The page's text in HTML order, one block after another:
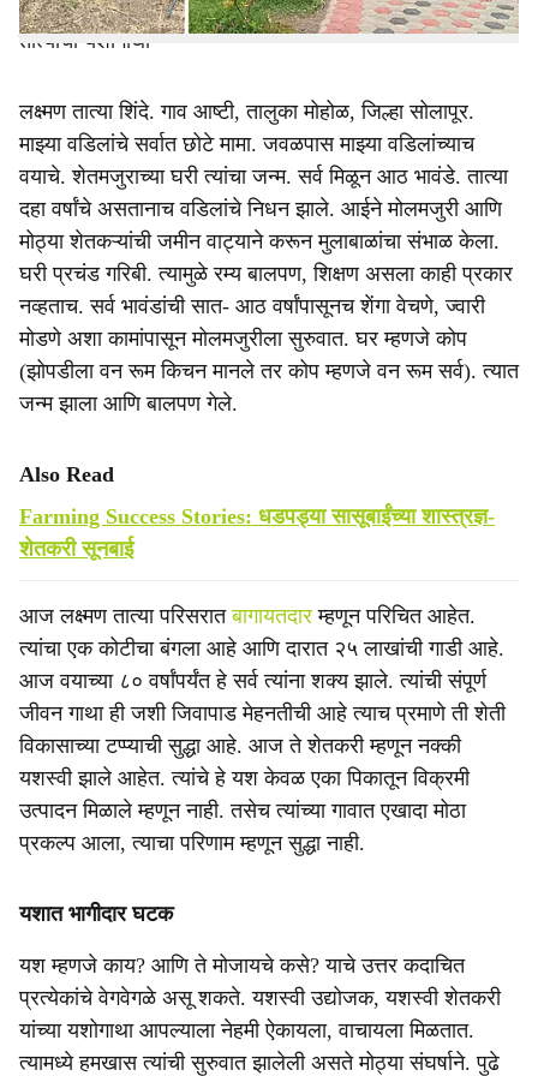
आकाराला आलेली इकोसिस्टिम या सगळ्यांचे फलित म्हणजे लक्ष्मण
तात्यांची यशोगाथा
लक्ष्मण तात्या शिंदे. गाव आष्टी, तालुका मोहोळ, जिल्हा सोलापूर.
माझ्या वडिलांचे सर्वात छोटे मामा. जवळपास माझ्या वडिलांच्याच
वयाचे. शेतमजुराच्या घरी त्यांचा जन्म. सर्व मिळून आठ भावंडे. तात्या
दहा वर्षांचे असतानाच वडिलांचे निधन झाले. आईने मोलमजुरी आणि
मोठ्या शेतकऱ्यांची जमीन वाट्याने करून मुलाबाळांचा संभाळ केला.
घरी प्रचंड गरिबी. त्यामुळे रम्य बालपण, शिक्षण असला काही प्रकार
नव्हताच. सर्व भावंडांची सात- आठ वर्षांपासूनच शेंगा वेचणे, ज्वारी
मोडणे अशा कामांपासून मोलमजुरीला सुरुवात. घर म्हणजे कोप
(झोपडीला वन रूम किचन मानले तर कोप म्हणजे वन रूम सर्व). त्यात
जन्म झाला आणि बालपण गेले.
Also Read
Farming Success Stories: धडपड्या सासूबाईंच्या शास्त्रज्ञ-
शेतकरी सूनबाई
आज लक्ष्मण तात्या परिसरातबागायतदारम्हणून परिचित आहेत.
त्यांचा एक कोटीचा बंगला आहे आणि दारात २५ लाखांची गाडी आहे.
आज वयाच्या ८० वर्षांपर्यंत हे सर्व त्यांना शक्य झाले. त्यांची संपूर्ण
जीवन गाथा ही जशी जिवापाड मेहनतीची आहे त्याच प्रमाणे ती शेती
विकासाच्या टप्प्याची सुद्धा आहे. आज ते शेतकरी म्हणून नक्की
यशस्वी झाले आहेत. त्यांचे हे यश केवळ एका पिकातून विक्रमी
उत्पादन मिळाले म्हणून नाही. तसेच त्यांच्या गावात एखादा मोठा
प्रकल्प आला, त्याचा परिणाम म्हणून सुद्धा नाही.
यशात भागीदार घटक
यश म्हणजे काय? आणि ते मोजायचे कसे? याचे उत्तर कदाचित
प्रत्येकांचे वेगवेगळे असू शकते. यशस्वी उद्योजक, यशस्वी शेतकरी
यांच्या यशोगाथा आपल्याला नेहमी ऐकायला, वाचायला मिळतात.
त्यामध्ये हमखास त्यांची सुरुवात झालेली असते मोठ्या संघर्षाने. पुढे